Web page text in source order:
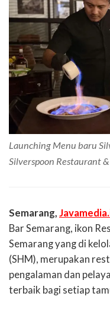
Launching Menu baru
Silverspoon Restaurant
Semarang,
Bar Semarang, ikon
Semarang yang di
(SHM), merupakan
pengalaman dan
terbaik bagi setiap